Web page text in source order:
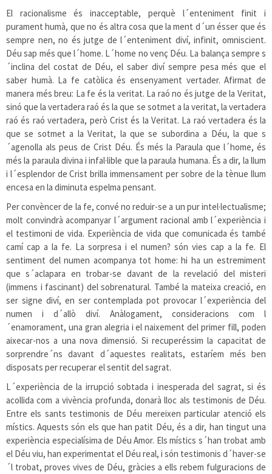
El racionalisme és inacceptable, perquè l´enteniment finit i
purament humà, que no és altra cosa que la ment d´un ésser que és
sempre nen, no és jutge de l´enteniment diví, infinit, omniscient.
Déu sap més que l´home. L´home no venç Déu. La balança sempre s
´inclina del costat de Déu, el saber diví sempre pesa més que el
saber humà. La fe catòlica és ensenyament vertader. Afirmat de
manera més breu: La fe és la veritat. La raó no és jutge de la Veritat,
sinó que la vertadera raó és la que se sotmet a la veritat, la vertadera
raó és raó vertadera, però Crist és la Veritat. La raó vertadera és la
que se sotmet a la Veritat, la que se subordina a Déu, la que s
´agenolla als peus de Crist Déu. És més la Paraula que l´home, és
més la paraula divina i infal·lible que la paraula humana. És a dir, la llum
i l´esplendor de Crist brilla immensament per sobre de la tènue llum
encesa en la diminuta espelma pensant.
Per convèncer de la fe, convé no reduir-se a un pur intel·lectualisme;
molt convindrà acompanyar l´argument racional amb l´experiència i
el testimoni de vida. Experiència de vida que comunicada és també
camí cap a la fe. La sorpresa i el numen? són vies cap a la fe. El
sentiment del numen acompanya tot home: hi ha un estremiment
que s´aclapara en trobar-se davant de la revelació del misteri
(immens i fascinant) del sobrenatural. També la mateixa creació, en
ser signe diví, en ser contemplada pot provocar l´experiència del
numen i d´allò diví. Anàlogament, consideracions com l
´enamorament, una gran alegria i el naixement del primer fill, poden
aixecar-nos a una nova dimensió. Si recuperéssim la capacitat de
sorprendre´ns davant d´aquestes realitats, estaríem més ben
disposats per recuperar el sentit del sagrat.
L´experiència de la irrupció sobtada i inesperada del sagrat, si és
acollida com a vivència profunda, donarà lloc als testimonis de Déu.
Entre els sants testimonis de Déu mereixen particular atenció els
místics. Aquests són els que han patit Déu, és a dir, han tingut una
experiència especialísima de Déu Amor. Els místics s´han trobat amb
el Déu viu, han experimentat el Déu real, i són testimonis d´haver-se
´l trobat, proves vives de Déu, gràcies a ells rebem fulguracions de